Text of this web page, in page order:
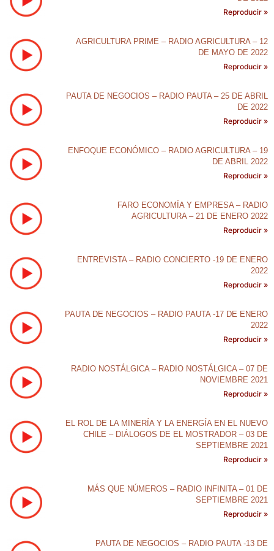
Reproducir »
AGRICULTURA PRIME – RADIO AGRICULTURA – 12
DE MAYO DE 2022
Reproducir »
PAUTA DE NEGOCIOS – RADIO PAUTA – 25 DE ABRIL
DE 2022
Reproducir »
ENFOQUE ECONÓMICO – RADIO AGRICULTURA – 19
DE ABRIL 2022
Reproducir »
FARO ECONOMÍA Y EMPRESA – RADIO
AGRICULTURA – 21 DE ENERO 2022
Reproducir »
ENTREVISTA – RADIO CONCIERTO -19 DE ENERO
2022
Reproducir »
PAUTA DE NEGOCIOS – RADIO PAUTA -17 DE ENERO
2022
Reproducir »
RADIO NOSTÁLGICA – RADIO NOSTÁLGICA – 07 DE
NOVIEMBRE 2021
Reproducir »
EL ROL DE LA MINERÍA Y LA ENERGÍA EN EL NUEVO
CHILE – DIÁLOGOS DE EL MOSTRADOR – 03 DE
SEPTIEMBRE 2021
Reproducir »
MÁS QUE NÚMEROS – RADIO INFINITA – 01 DE
SEPTIEMBRE 2021
Reproducir »
PAUTA DE NEGOCIOS – RADIO PAUTA -13 DE